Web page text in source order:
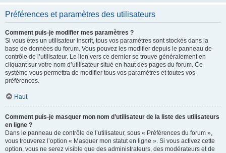
Préférences et paramètres des utilisateurs
Comment puis-je modifier mes paramètres ?
Si vous êtes un utilisateur inscrit, tous vos paramètres sont stockés dans la
base de données du forum. Vous pouvez les modifier depuis le panneau de
contrôle de l’utilisateur. Le lien vers ce dernier se trouve généralement en
cliquant sur votre nom d’utilisateur situé en haut des pages du forum. Ce
système vous permettra de modifier tous vos paramètres et toutes vos
préférences.
Haut
Comment puis-je masquer mon nom d’utilisateur de la liste des utilisateurs
en ligne ?
Dans le panneau de contrôle de l’utilisateur, sous « Préférences du forum »,
vous trouverez l’option « Masquer mon statut en ligne ». Si vous activez cette
option, vous ne serez visible que des administrateurs, des modérateurs et de